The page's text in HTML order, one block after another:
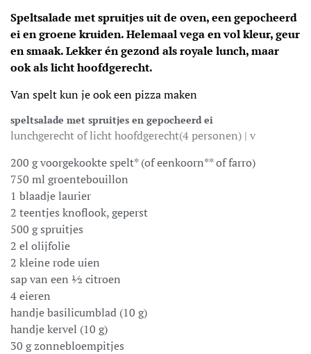
Speltsalade met spruitjes uit de oven, een gepocheerd
ei en groene kruiden. Helemaal vega en vol kleur, geur
en smaak. Lekker én gezond als royale lunch, maar
ook als licht hoofdgerecht.
Van spelt kun je ook een pizza maken
speltsalade met spruitjes en gepocheerd ei
lunchgerecht of licht hoofdgerecht(4 personen) | v
200 g voorgekookte spelt* (of eenkoorn** of farro)
750 ml groentebouillon
1 blaadje laurier
2 teentjes knoflook, geperst
500 g spruitjes
2 el olijfolie
2 kleine rode uien
sap van een ½ citroen
4 eieren
handje basilicumblad (10 g)
handje kervel (10 g)
30 g zonnebloempitjes